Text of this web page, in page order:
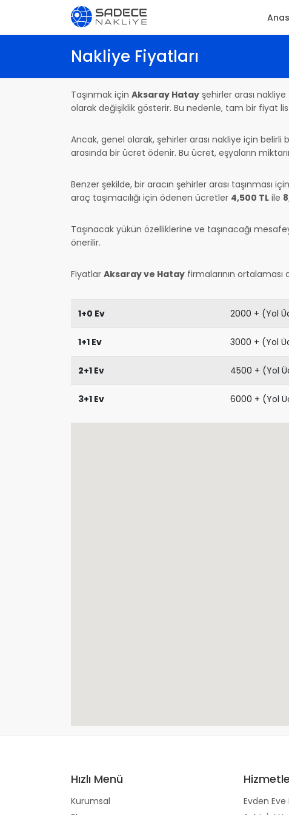
Nakliye Fiyatları
Taşınmak için Aksaray Hatay şehirler arası
olarak değişiklik gösterir. Bu nedenle, tam bir fiyat
Ancak, genel olarak, şehirler arası nakliye için belirli
arasında bir ücret ödenir. Bu ücret, eşyaların
Benzer şekilde, bir aracın şehirler arası
araç taşımacılığı için ödenen ücretler 4,500 TL ile
Taşınacak yükün özelliklerine ve taşınacağı
önerilir.
Fiyatlar Aksaray ve Hatay firmalarının ortalaması
1+0 Ev 2000 + (Yol
1+1 Ev 3000 + (Yol
2+1 Ev 4500 + (Yol
3+1 Ev 6000 + (Yol
Hızlı Menü
Kurumsal
Evden